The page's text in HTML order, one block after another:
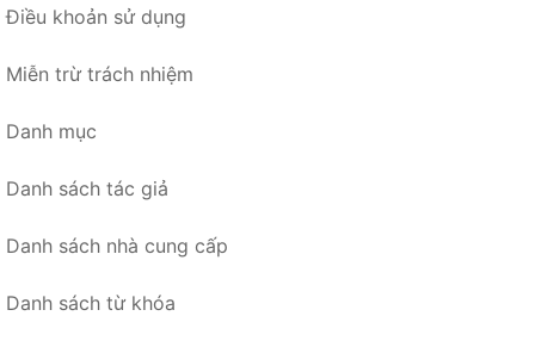
Điều khoản sử dụng
Miễn trừ trách nhiệm
Danh mục
Danh sách tác giả
Danh sách nhà cung cấp
Danh sách từ khóa